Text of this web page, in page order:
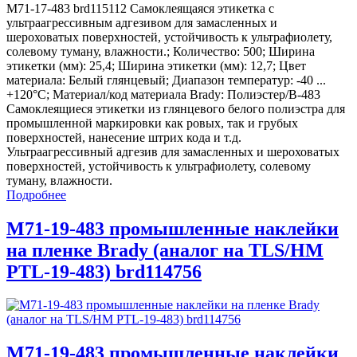
M71-17-483 brd115112 Самоклеящаяся этикетка с
ультраагрессивным адгезивом для замасленных и
шероховатых поверхностей, устойчивость к ультрафиолету,
солевому туману, влажности.; Количество: 500; Ширина
этикетки (мм): 25,4; Ширина этикетки (мм): 12,7; Цвет
материала: Белый глянцевый; Диапазон температур: -40 ...
+120°С; Материал/код материала Brady: Полиэстер/В-483
Самоклеящиеся этикетки из глянцевого белого полиэстра для
промышленной маркировки как ровых, так и грубых
поверхностей, нанесение штрих кода и т.д.
Ультраагрессивный адгезив для замасленных и шероховатых
поверхностей, устойчивость к ультрафиолету, солевому
туману, влажности.
Подробнее
M71-19-483 промышленные наклейки
на пленке Brady (аналог на TLS/HM
PTL-19-483) brd114756